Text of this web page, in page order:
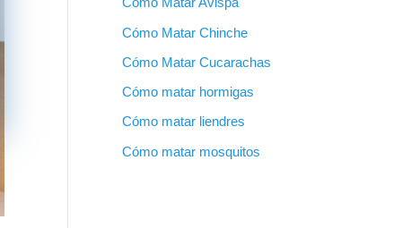
Cómo Matar Chinche
Cómo Matar Cucarachas
Cómo matar hormigas
Cómo matar liendres
Cómo matar mosquitos